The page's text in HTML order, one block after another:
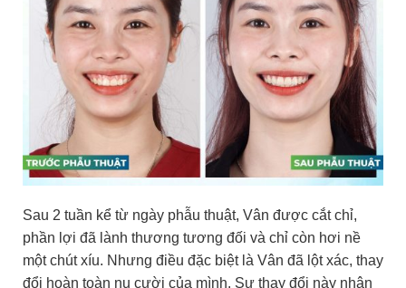
Sau 2 tuần kể từ ngày phẫu thuật, Vân được cắt chỉ,
phần lợi đã lành thương tương đối và chỉ còn hơi nề
một chút xíu. Nhưng điều đặc biệt là Vân đã lột xác, thay
đổi hoàn toàn nụ cười của mình. Sự thay đổi này nhận